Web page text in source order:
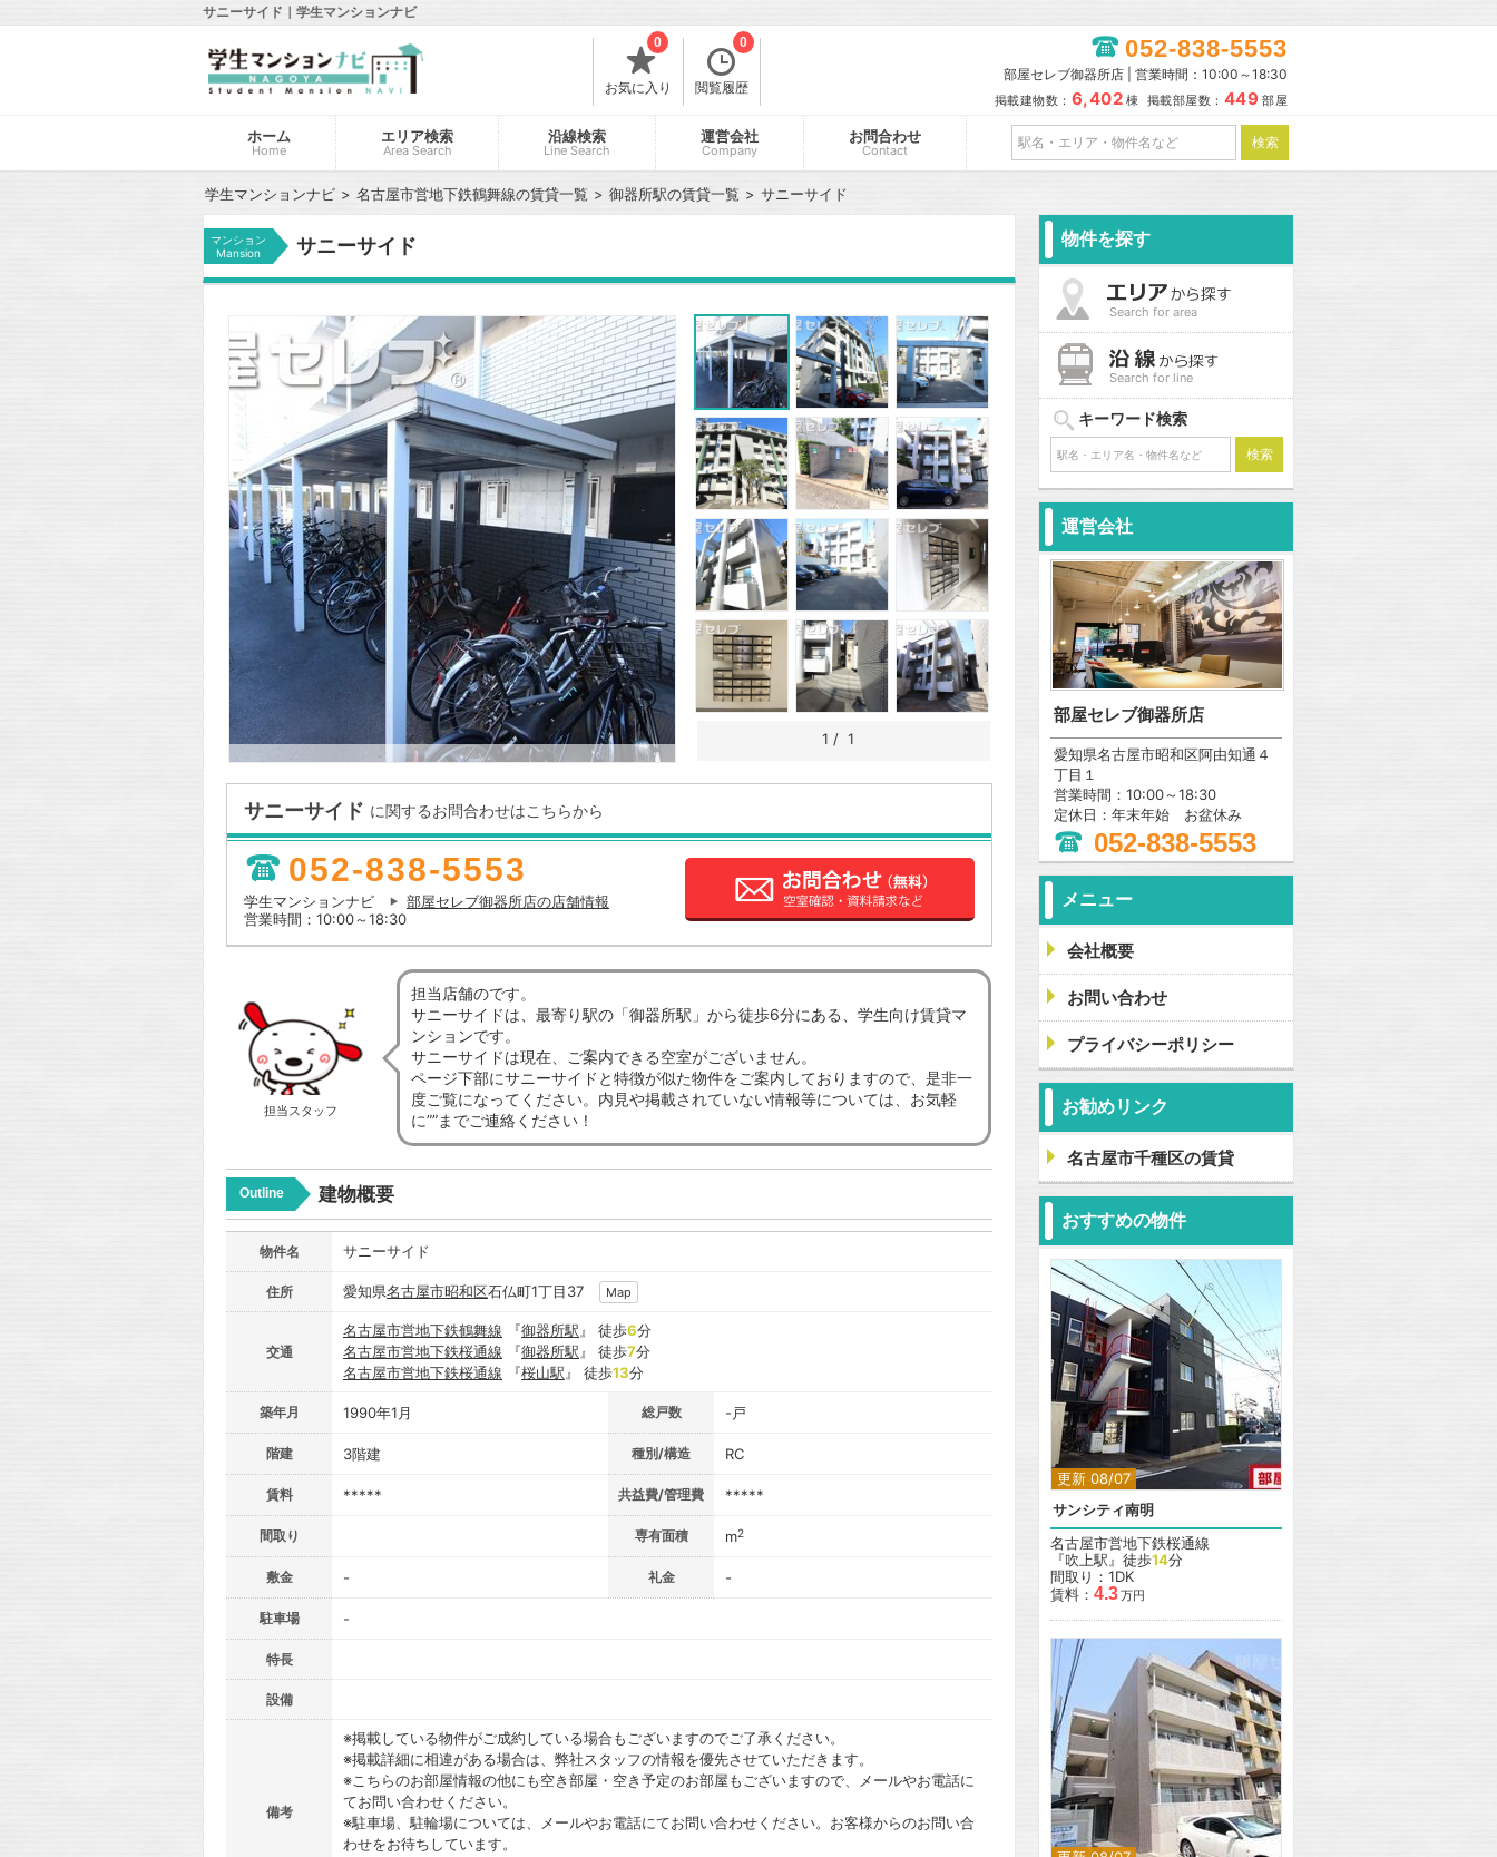
サニーサイド｜学生マンションナビ
お気に入り
0
閲覧履歴
0 052-838-5553
部屋セレブ御器所店 | 営業時間：10:00～18:30
掲載建物数： 6,402 棟 掲載部屋数： 449 部屋
ホーム
Home
エリア検索
Area Search
沿線検索
Line Search
運営会社
Company
お問合わせ
Contact
学生マンションナビ 名古屋市営地下鉄鶴舞線の賃貸一覧 御器所駅の賃貸一覧 サニーサイド
マンション
Mansion
サニーサイド
1 / 1
サニーサイド に関するお問合わせはこちらから
052-838-5553
学生マンションナビ
部屋セレブ御器所店の店舗情報
営業時間：10:00～18:30
担当スタッフ
担当店舗のです。
サニーサイドは、最寄り駅の「御器所駅」から徒歩6分にある、学生向け賃貸マ
ンションです。
サニーサイドは現在、ご案内できる空室がございません。
ページ下部にサニーサイドと特徴が似た物件をご案内しておりますので、是非一
度ご覧になってください。内見や掲載されていない情報等については、お気軽
に””までご連絡ください！
Outline 建物概要
物件名 サニーサイド
住所 愛知県名古屋市昭和区石仏町1丁目37 Map
交通
名古屋市営地下鉄鶴舞線 『御器所駅 』 徒歩6分
名古屋市営地下鉄桜通線 『御器所駅 』 徒歩7分
名古屋市営地下鉄桜通線 『桜山駅 』 徒歩13分
築年月 1990年1月 総戸数 -戸
階建 3階建 種別/構造 RC
賃料 ***** 共益費/管理費 *****
間取り 専有面積 m2
敷金 - 礼金 -
駐車場 -
特長
設備
備考
※掲載している物件がご成約している場合もございますのでご了承ください。
※掲載詳細に相違がある場合は、弊社スタッフの情報を優先させていただきます。
※こちらのお部屋情報の他にも空き部屋・空き予定のお部屋もございますので、メールやお電話に
てお問い合わせください。
※駐車場、駐輪場については、メールやお電話にてお問い合わせください。お客様からのお問い合
わせをお待ちしています。
物件を探す
Search for area
Search for line
キーワード検索
運営会社
部屋セレブ御器所店
愛知県名古屋市昭和区阿由知通４
丁目１
営業時間：10:00～18:30
定休日：年末年始 お盆休み
052-838-5553
メニュー
会社概要
お問い合わせ
プライバシーポリシー
お勧めリンク
名古屋市千種区の賃貸
おすすめの物件
更新 08/07
サンシティ南明
名古屋市営地下鉄桜通線
『吹上駅』徒歩14分
間取り：1DK
賃料： 4.3万円